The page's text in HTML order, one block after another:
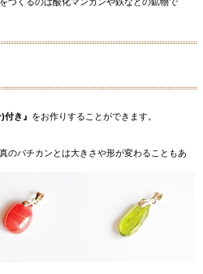
付き』 をお作りすることができます。
のバチカンとは大きさや形が変わることもあ